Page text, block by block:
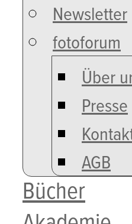
Newsletter
fotoforum
Über
Presse
AGB
Bücher